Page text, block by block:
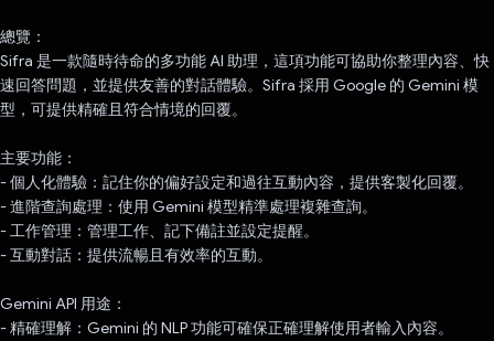
總覽：
Sifra 是一款隨時待命的多功能 AI 助理，這項功能可協助你整理內容、快
速回答問題，並提供友善的對話體驗。Sifra 採用 Google 的 Gemini 模
型，可提供精確且符合情境的回覆。
主要功能：
- 個人化體驗：記住你的偏好設定和過往互動內容，提供客製化回覆。
- 進階查詢處理：使用 Gemini 模型精準處理複雜查詢。
- 工作管理：管理工作、記下備註並設定提醒。
- 互動對話：提供流暢且有效率的互動。
Gemini API 用途：
- 精確理解：Gemini 的 NLP 功能可確保正確理解使用者輸入內容。